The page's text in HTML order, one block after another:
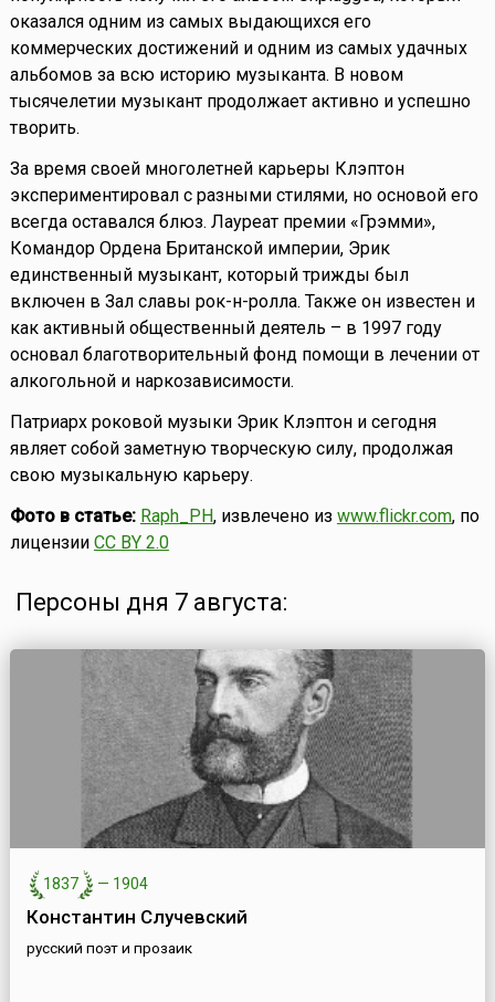
оказался одним из самых выдающихся его
коммерческих достижений и одним из самых удачных
альбомов за всю историю музыканта. В новом
тысячелетии музыкант продолжает активно и успешно
творить.
За время своей многолетней карьеры Клэптон
экспериментировал с разными стилями, но основой его
всегда оставался блюз. Лауреат премии «Грэмми»,
Командор Ордена Британской империи, Эрик
единственный музыкант, который трижды был
включен в Зал славы рок-н-ролла. Также он известен и
как активный общественный деятель – в 1997 году
основал благотворительный фонд помощи в лечении от
алкогольной и наркозависимости.
Патриарх роковой музыки Эрик Клэптон и сегодня
являет собой заметную творческую силу, продолжая
свою музыкальную карьеру.
Фото в статье: Raph_PH, извлечено из www.flickr.com, по
лицензии CC BY 2.0
Персоны дня 7 августа:
1837 — 1904
Константин Случевский
русский поэт и прозаик